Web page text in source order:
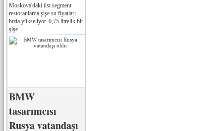
Moskova'daki üst segment
restoranlarda şişe su fiyatları
hızla yükseliyor. 0,75 litrelik bir
şişe ...
BMW
tasarımcısı
Rusya vatandaşı